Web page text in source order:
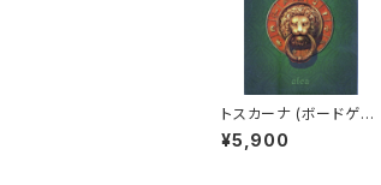
トスカーナ (ボードゲー
ム カードゲーム) 10歳
以上 45-60分程度 2-
¥5,900